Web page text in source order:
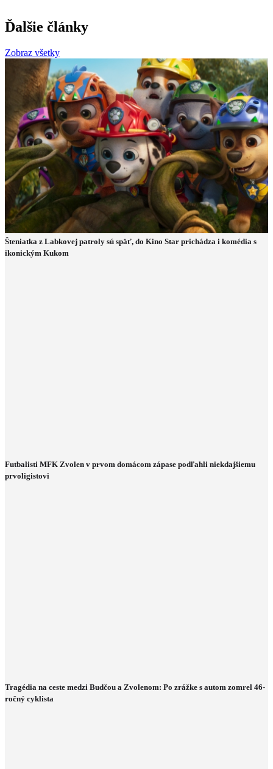
Ďalšie články
Zobraz všetky
Šteniatka z Labkovej patroly sú späť, do Kino Star prichádza i komédia s
ikonickým Kukom
Futbalisti MFK Zvolen v prvom domácom zápase podľahli niekdajšiemu
prvoligistovi
Tragédia na ceste medzi Budčou a Zvolenom: Po zrážke s autom zomrel 46-
ročný cyklista